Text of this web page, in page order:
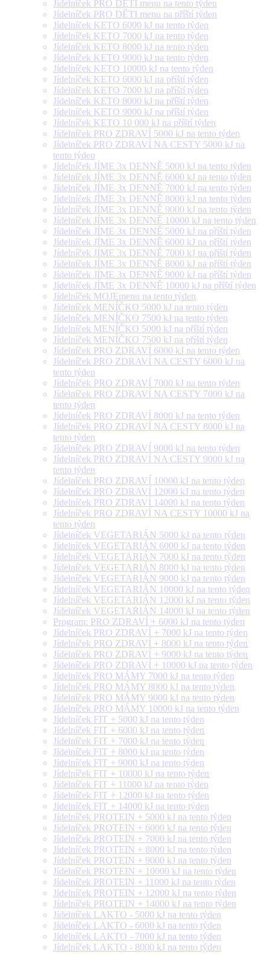
Jídelníček PRO DĚTI menu na tento týden
Jídelníček PRO DĚTI menu na příští týden
Jídelníček KETO 6000 kJ na tento týden
Jídelníček KETO 7000 kJ na tento týden
Jídelníček KETO 8000 kJ na tento týden
Jídelníček KETO 9000 kJ na tento týden
Jídelníček KETO 10000 kJ na tento týden
Jídelníček KETO 6000 kJ na příští týden
Jídelníček KETO 7000 kJ na příští týden
Jídelníček KETO 8000 kJ na příští týden
Jídelníček KETO 9000 kJ na příští týden
Jídelníček KETO 10 000 kJ na příští týden
Jídelníček PRO ZDRAVÍ 5000 kJ na tento týden
Jídelníček PRO ZDRAVÍ NA CESTY 5000 kJ na
tento týden
Jídelníček JÍME 3x DENNĚ 5000 kJ na tento týden
Jídelníček JÍME 3x DENNĚ 6000 kJ na tento týden
Jídelníček JÍME 3x DENNĚ 7000 kJ na tento týden
Jídelníček JÍME 3x DENNĚ 8000 kJ na tento týden
Jídelníček JÍME 3x DENNĚ 9000 kJ na tento týden
Jídelníček JÍME 3x DENNĚ 10000 kJ na tento týden
Jídelníček JÍME 3x DENNĚ 5000 kJ na příští týden
Jídelníček JÍME 3x DENNĚ 6000 kJ na příští týden
Jídelníček JÍME 3x DENNĚ 7000 kJ na příští týden
Jídelníček JÍME 3x DENNĚ 8000 kJ na příští týden
Jídelníček JÍME 3x DENNĚ 9000 kJ na příští týden
Jídelníček JÍME 3x DENNĚ 10000 kJ na příští týden
Jídelníček MOJEmenu na tento týden
Jídelníček MENÍČKO 5000 kJ na tento týden
Jídelníček MENÍČKO 7500 kJ na tento týden
Jídelníček MENÍČKO 5000 kJ na příští týden
Jídelníček MENÍČKO 7500 kJ na příští týden
Jídelníček PRO ZDRAVÍ 6000 kJ na tento týden
Jídelníček PRO ZDRAVÍ NA CESTY 6000 kJ na
tento týden
Jídelníček PRO ZDRAVÍ 7000 kJ na tento týden
Jídelníček PRO ZDRAVÍ NA CESTY 7000 kJ na
tento týden
Jídelníček PRO ZDRAVÍ 8000 kJ na tento týden
Jídelníček PRO ZDRAVÍ NA CESTY 8000 kJ na
tento týden
Jídelníček PRO ZDRAVÍ 9000 kJ na tento týden
Jídelníček PRO ZDRAVÍ NA CESTY 9000 kJ na
tento týden
Jídelníček PRO ZDRAVÍ 10000 kJ na tento týden
Jídelníček PRO ZDRAVÍ 12000 kJ na tento týden
Jídelníček PRO ZDRAVÍ 14000 kJ na tento týden
Jídelníček PRO ZDRAVÍ NA CESTY 10000 kJ na
tento týden
Jídelníček VEGETARIÁN 5000 kJ na tento týden
Jídelníček VEGETARIÁN 6000 kJ na tento týden
Jídelníček VEGETARIÁN 7000 kJ na tento týden
Jídelníček VEGETARIÁN 8000 kJ na tento týden
Jídelníček VEGETARIÁN 9000 kJ na tento týden
Jídelníček VEGETARIÁN 10000 kJ na tento týden
Jídelníček VEGETARIÁN 12000 kJ na tento týden
Jídelníček VEGETARIÁN 14000 kJ na tento týden
Program: PRO ZDRAVÍ + 6000 kJ na tento týden
Jídelníček PRO ZDRAVÍ + 7000 kJ na tento týden
Jídelníček PRO ZDRAVÍ + 8000 kJ na tento týden
Jídelníček PRO ZDRAVÍ + 9000 kJ na tento týden
Jídelníček PRO ZDRAVÍ + 10000 kJ na tento týden
Jídelníček PRO MÁMY 7000 kJ na tento týden
Jídelníček PRO MÁMY 8000 kJ na tento týden
Jídelníček PRO MÁMY 9000 kJ na tento týden
Jídelníček PRO MÁMY 10000 kJ na tento týden
Jídelníček FIT + 5000 kJ na tento týden
Jídelníček FIT + 6000 kJ na tento týden
Jídelníček FIT + 7000 kJ na tento týden
Jídelníček FIT + 8000 kJ na tento týden
Jídelníček FIT + 9000 kJ na tento týden
Jídelníček FIT + 10000 kJ na tento týden
Jídelníček FIT + 11000 kJ na tento týden
Jídelníček FIT + 12000 kJ na tento týden
Jídelníček FIT + 14000 kJ na tento týden
Jídelníček PROTEIN + 5000 kJ na tento týden
Jídelníček PROTEIN + 6000 kJ na tento týden
Jídelníček PROTEIN + 7000 kJ na tento týden
Jídelníček PROTEIN + 8000 kJ na tento týden
Jídelníček PROTEIN + 9000 kJ na tento týden
Jídelníček PROTEIN + 10000 kJ na tento týden
Jídelníček PROTEIN + 11000 kJ na tento týden
Jídelníček PROTEIN + 12000 kJ na tento týden
Jídelníček PROTEIN + 14000 kJ na tento týden
Jídelníček LAKTO - 5000 kJ na tento týden
Jídelníček LAKTO - 6000 kJ na tento týden
Jídelníček LAKTO - 7000 kJ na tento týden
Jídelníček LAKTO - 8000 kJ na tento týden